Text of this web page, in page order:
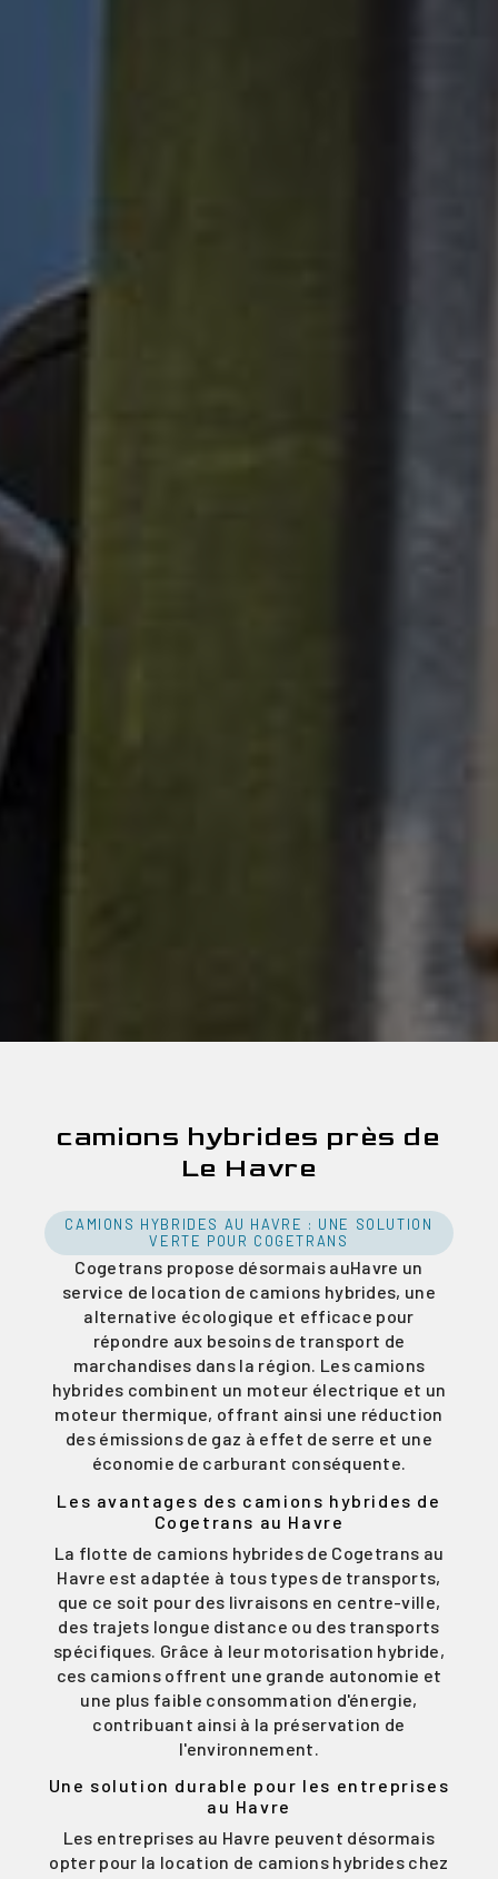
camions hybrides près de
Le Havre
CAMIONS HYBRIDES AU HAVRE : UNE SOLUTION
VERTE POUR COGETRANS
Cogetrans propose désormais auHavre un
service de location de camions hybrides, une
alternative écologique et efficace pour
répondre aux besoins de transport de
marchandises dans la région. Les camions
hybrides combinent un moteur électrique et un
moteur thermique, offrant ainsi une réduction
des émissions de gaz à effet de serre et une
économie de carburant conséquente.
Les avantages des camions hybrides de
Cogetrans au Havre
La flotte de camions hybrides de Cogetrans au
Havre est adaptée à tous types de transports,
que ce soit pour des livraisons en centre-ville,
des trajets longue distance ou des transports
spécifiques. Grâce à leur motorisation hybride,
ces camions offrent une grande autonomie et
une plus faible consommation d'énergie,
contribuant ainsi à la préservation de
l'environnement.
Une solution durable pour les entreprises
au Havre
Les entreprises au Havre peuvent désormais
opter pour la location de camions hybrides chez